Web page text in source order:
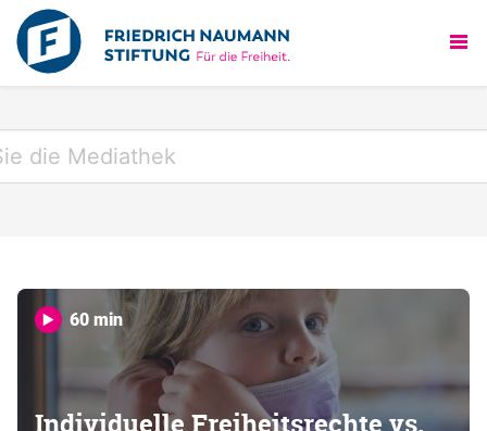
60 min
Individuelle Freiheitsrechte vs.